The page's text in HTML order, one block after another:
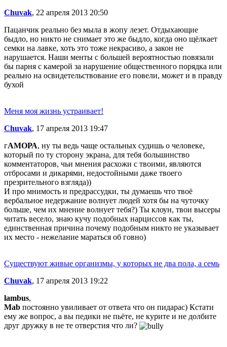
Chuvak, 22 апреля 2013 20:50
Пацанчик реально без мыла в жопу лезет. Отдыхающие
быдло, но никто не снимает это же быдло, когда оно щёлкает
семки на лавке, хоть это тоже некрасиво, а закон не
нарушается. Наши менты с большей вероятностью повязали
бы парня с камерой за нарушение общественного порядка или
реально на освидетельствование его повели, может и в правду
бухой
Меня моя жизнь устраивает!
Chuvak, 17 апреля 2013 19:47
гАМОРА, ну ты ведь чаще остальных судишь о человеке,
который по ту сторону экрана, для тебя большинство
комментаторов, чьи мнения расхожи с твоими, являются
отбросами и дикарями, недостойными даже твоего
презрительного взгляда))
И про мнимость и предрассудки, ты думаешь что твоё
вербальное недержание волнует людей хотя бы на чуточку
больше, чем их мнение волнует тебя?) Ты клоун, твои высеры
читать весело, знаю кучу подобных нарциссов как ты,
единственная причина почему подобным никто не указывает
их место - нежелание мараться об говно)
Существуют живые организмы, у которых не два пола, а семь
Chuvak, 17 апреля 2013 19:22
lambus,
Mab постоянно увиливает от ответа что он пидарас) Кстати
ему же вопрос, а вы педики не пьёте, не курите и не долбите
друг дружку в не те отверстия что ли?